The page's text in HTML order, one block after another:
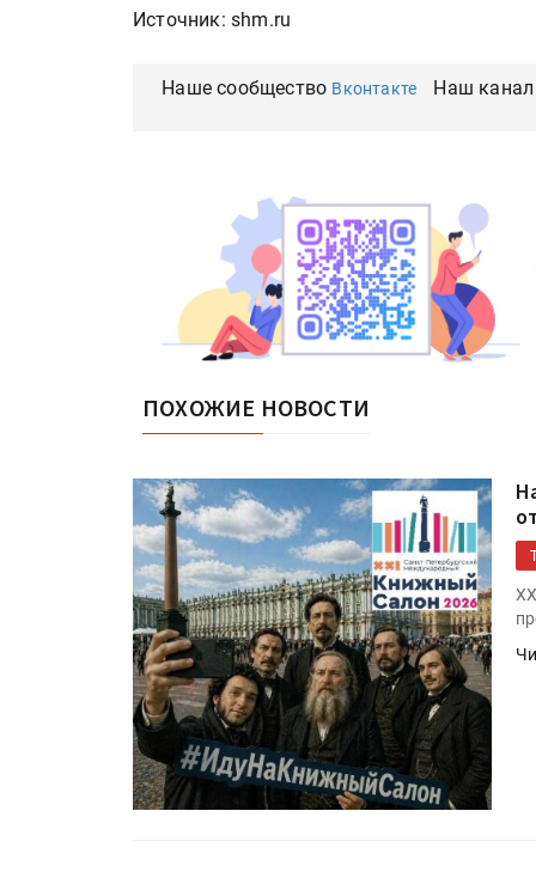
Источник: shm.ru
Наше сообщество Вконтакте Наш канал
ПОХОЖИЕ НОВОСТИ